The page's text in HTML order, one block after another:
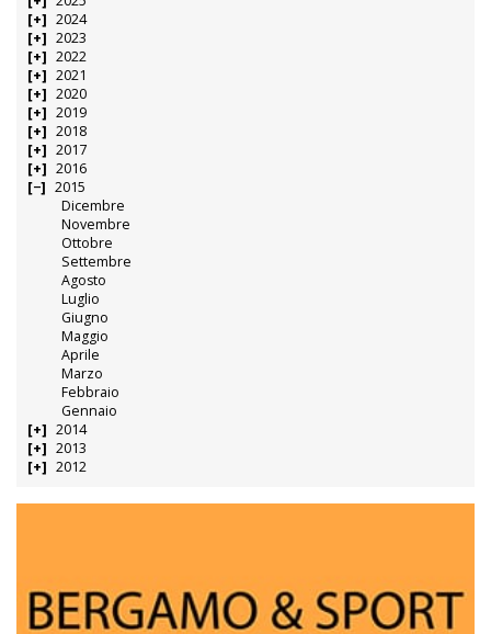
2024
2023
2022
2021
2020
2019
2018
2017
2016
2015
Dicembre
Novembre
Ottobre
Settembre
Agosto
Luglio
Giugno
Maggio
Aprile
Marzo
Febbraio
Gennaio
2014
2013
2012